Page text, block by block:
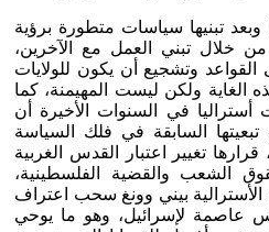
وبعد تبنيها سياسات متطورة برؤية
خلال تبني العمل مع الآخرين،
وتشجيع أن يكون للولايات
الغاية ولكن ليست المهيمنة، كما
في السنوات الأخيرة أن
السابقة في فلك السياسة
قرارها تغيير اعتبار القدس الغربية
الشعب والقضية الفلسطينية،
بيني وونغ سحب اعتراف
عاصمة لإسرائيل، وهو ما يوحي